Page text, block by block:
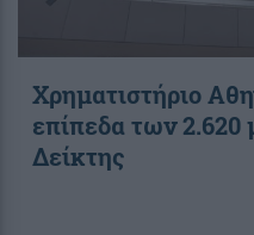
Χρηματιστήριο
επίπεδα των 2.620
Δείκτης